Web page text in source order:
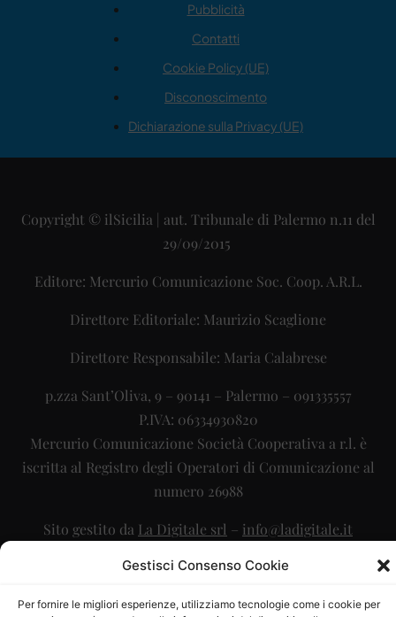
Gestisci Consenso Cookie
Per fornire le migliori esperienze, utilizziamo tecnologie come i cookie per
Pubblicità
Contatti
Cookie Policy (UE)
Disconoscimento
Dichiarazione sulla Privacy (UE)
Copyright © ilSicilia | aut. Tribunale di Palermo n.11 del
29/09/2015
Editore: Mercurio Comunicazione Soc. Coop. A.R.L.
Direttore Editoriale: Maurizio Scaglione
Direttore Responsabile: Maria Calabrese
p.zza Sant’Oliva, 9 – 90141 – Palermo – 091335557
P.IVA: 06334930820
Mercurio Comunicazione Società Cooperativa a r.l. è
iscritta al Registro degli Operatori di Comunicazione al
numero 26988
Sito gestito da La Digitale srl – info@ladigitale.it